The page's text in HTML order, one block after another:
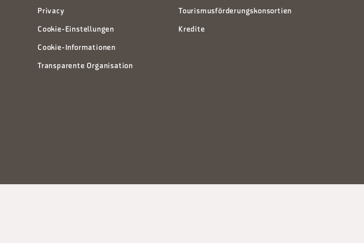
Privacy
Cookie-Einstellungen
Cookie-Informationen
Transparente Organisation
Tourismusförderungskonsortien
Kredite